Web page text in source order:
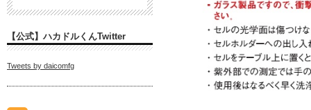
【公式】ハカドルくんTwitter
Tweets by daicomfg